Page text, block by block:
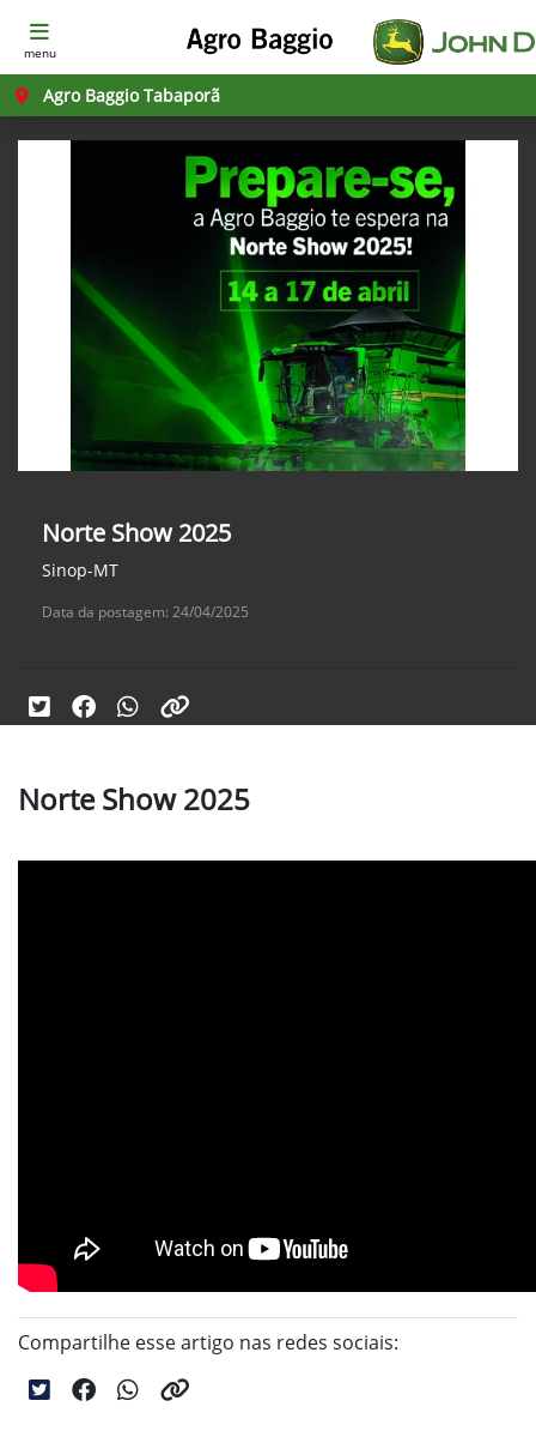
menu
Agro Baggio Tabaporã
Norte Show 2025
Sinop-MT
Data da postagem: 24/04/2025
Norte Show 2025
Compartilhe esse artigo nas redes sociais: